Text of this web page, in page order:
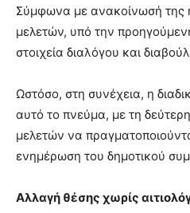
Σύμφωνα με ανακοίνωσή της
μελετών, υπό την
στοιχεία διαλόγου και
Ωστόσο, στη συνέχεια, η
αυτό το πνεύμα, με τη
μελετών να
ενημέρωση του δημοτικού
Αλλαγή θέσης χωρίς